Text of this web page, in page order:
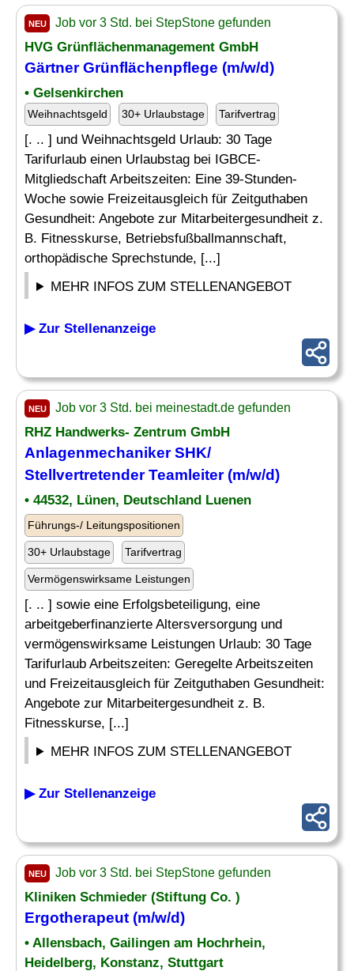
NEU Job vor 3 Std. bei StepStone gefunden
HVG Grünflächenmanagement GmbH
Gärtner Grünflächenpflege (m/w/d)
• Gelsenkirchen
Weihnachtsgeld 30+ Urlaubstage Tarifvertrag
[. .. ] und Weihnachtsgeld Urlaub: 30 Tage
Tarifurlaub einen Urlaubstag bei IGBCE-
Mitgliedschaft Arbeitszeiten: Eine 39-Stunden-
Woche sowie Freizeitausgleich für Zeitguthaben
Gesundheit: Angebote zur Mitarbeitergesundheit z.
B. Fitnesskurse, Betriebsfußballmannschaft,
orthopädische Sprechstunde, [...]
MEHR INFOS ZUM STELLENANGEBOT
▶ Zur Stellenanzeige
NEU Job vor 3 Std. bei meinestadt.de gefunden
RHZ Handwerks- Zentrum GmbH
Anlagenmechaniker SHK/
Stellvertretender Teamleiter (m/w/d)
• 44532, Lünen, Deutschland Luenen
Führungs-/ Leitungspositionen
30+ Urlaubstage Tarifvertrag
Vermögenswirksame Leistungen
[. .. ] sowie eine Erfolgsbeteiligung, eine
arbeitgeberfinanzierte Altersversorgung und
vermögenswirksame Leistungen Urlaub: 30 Tage
Tarifurlaub Arbeitszeiten: Geregelte Arbeitszeiten
und Freizeitausgleich für Zeitguthaben Gesundheit:
Angebote zur Mitarbeitergesundheit z. B.
Fitnesskurse, [...]
MEHR INFOS ZUM STELLENANGEBOT
▶ Zur Stellenanzeige
NEU Job vor 3 Std. bei StepStone gefunden
Kliniken Schmieder (Stiftung Co. )
Ergotherapeut (m/w/d)
• Allensbach, Gailingen am Hochrhein,
Heidelberg, Konstanz, Stuttgart